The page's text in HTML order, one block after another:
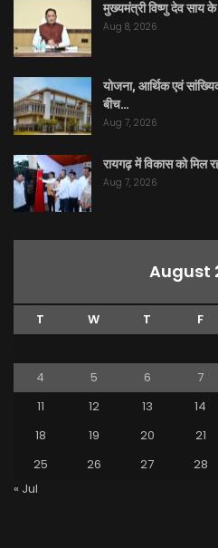
मुख्यमंत्री विष्णु देव साय
Aug 8, 2026
योजना, आर्थिक एवं
बीच…
Aug 7, 2026
रायगढ़ में विकास को मिल
Aug 7, 2026
August
T W T F
4
5 6 7
11
12 13 14
18
19 20 21
25
26 27 28
« Jul